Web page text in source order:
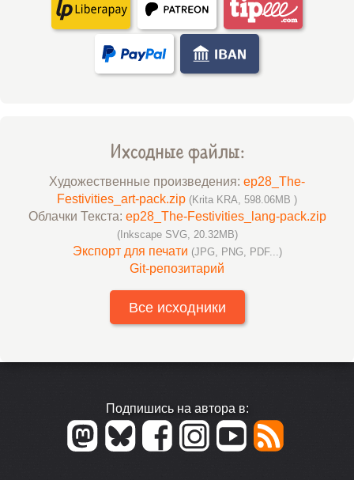
Ихсодные файлы:
Художественные произведения: ep28_The-
Festivities_art-pack.zip (Krita KRA, 598.06MB )
Облачки Текста: ep28_The-Festivities_lang-pack.zip
(Inkscape SVG, 20.32MB)
Экспорт для печати (JPG, PNG, PDF...)
Git-репозитарий
Все исходники
Подпишись на автора в: